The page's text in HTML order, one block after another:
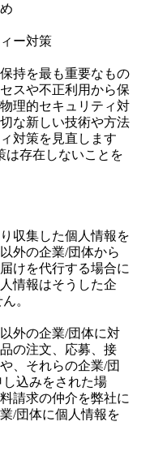
ー対策
持を最も重要なもの
スや不正利用から保
理的セキュリティ対
な新しい技術や方法
対策を見直します
は存在しないことを
収集した個人情報を
外の企業/団体から
けを代行する場合に
情報はそうした企
。
外の企業/団体に対
の注文、応募、接
、それらの企業/団
込みをされた場
請求の仲介を弊社に
/団体に個人情報を